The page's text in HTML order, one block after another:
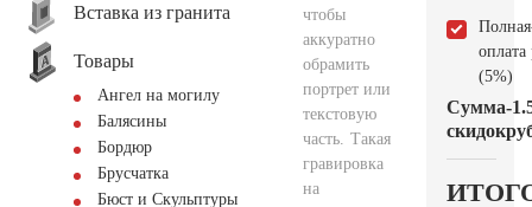
Вставка из гранита
Товары
Ангел на могилу
Балясины
Бордюр
Брусчатка
Бюст и Скульптуры
чтобы
аккуратно
обрамить
портрет или
текстовую
часть. Такая
гравировка
на
Полная
оплата
(5%)
Сумма
скидок
-